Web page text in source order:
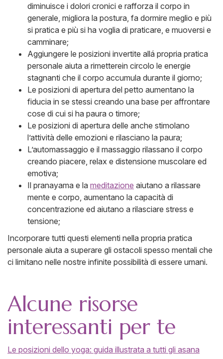
diminuisce i dolori cronici e rafforza il corpo in
generale, migliora la postura, fa dormire meglio e più
si pratica e più si ha voglia di praticare, e muoversi e
camminare;
Aggiungere le posizioni invertite allá propria pratica
personale aiuta a rimetterein circolo le energie
stagnanti che il corpo accumula durante il giorno;
Le posizioni di apertura del petto aumentano la
fiducia in se stessi creando una base per affrontare
cose di cui si ha paura o timore;
Le posizioni di apertura delle anche stimolano
l’attività delle emozioni e rilasciano la paura;
L’automassaggio e il massaggio rilassano il corpo
creando piacere, relax e distensione muscolare ed
emotiva;
Il pranayama e la meditazione aiutano a rilassare
mente e corpo, aumentano la capacità di
concentrazione ed aiutano a rilasciare stress e
tensione;
Incorporare tutti questi elementi nella propria pratica
personale aiuta a superare gli ostacoli spesso mentali che
ci limitano nelle nostre infinite possibilità di essere umani.
Alcune risorse
interessanti per te
Le posizioni dello yoga: guida illustrata a tutti gli asana